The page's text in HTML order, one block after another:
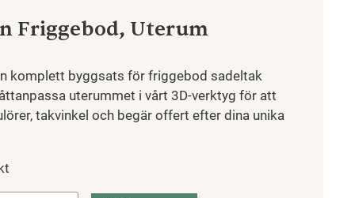
Friggebod, Uterum
komplett byggsats för friggebod sadeltak
uterummet i vårt 3D-verktyg för att
takvinkel och begär offert efter dina unika